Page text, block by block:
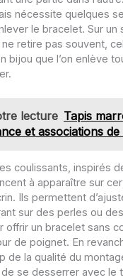
nécessite quelques
le bracelet. Sur un
ne retire pas souvent,
bijou que l’on enlève
lecture Tapis
et associations
coulissants, inspirés
à apparaître sur
Ils permettent
sur des perles ou
offrir un bracelet sans
de poignet. En
de la qualité du
se desserrer avec le